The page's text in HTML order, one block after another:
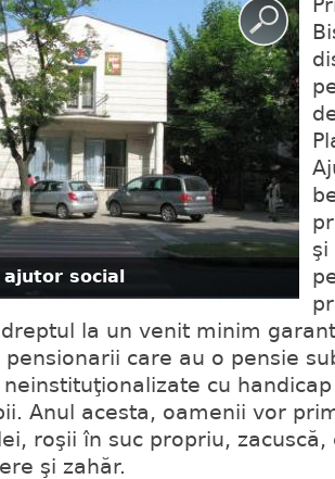
social
şi
la un venit minim
care au o pensie
cu
Anul acesta, oamenii vor
roşii în suc propriu,
şi zahăr.